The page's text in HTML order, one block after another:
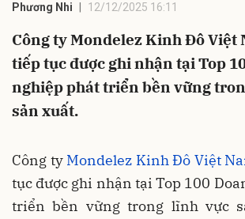
Phương Nhi 12/12/2025 16:11
Công ty Mondelez Kinh Đô Việt
tiếp tục được ghi nhận tại Top
nghiệp phát triển bền vững
sản xuất.
Công ty Mondelez Kinh Đô Việt
tục được ghi nhận tại Top 100
triển bền vững trong lĩnh vực